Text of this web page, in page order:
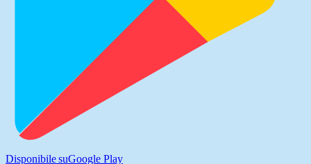
Disponibile suGoogle Play